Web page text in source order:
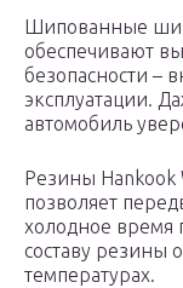
Шипованные
обеспечивают
безопасности –
эксплуатации.
автомобиль
Резины
позволяет
холодное время
составу резины
температурах.